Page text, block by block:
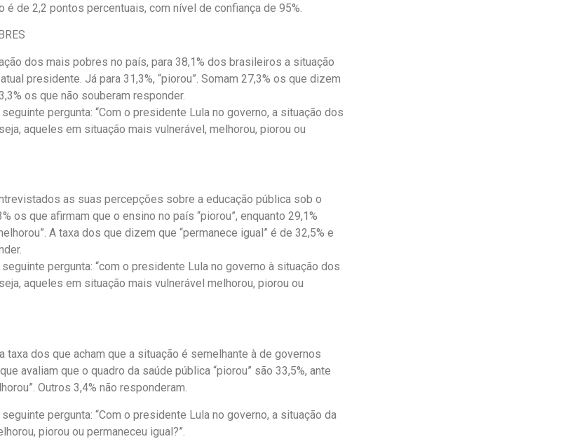
é de 2,2 pontos percentuais, com nível de confiança de 95%.
dos mais pobres no país, para 38,1% dos brasileiros a situação
presidente. Já para 31,3%, “piorou”. Somam 27,3% os que dizem
os que não souberam responder.
pergunta: “Com o presidente Lula no governo, a situação dos
aqueles em situação mais vulnerável, melhorou, piorou ou
as suas percepções sobre a educação pública sob o
os que afirmam que o ensino no país “piorou”, enquanto 29,1%
A taxa dos que dizem que “permanece igual” é de 32,5% e
pergunta: “com o presidente Lula no governo à situação dos
aqueles em situação mais vulnerável melhorou, piorou ou
taxa dos que acham que a situação é semelhante à de governos
avaliam que o quadro da saúde pública “piorou” são 33,5%, ante
Outros 3,4% não responderam.
pergunta: “Com o presidente Lula no governo, a situação da
piorou ou permaneceu igual?”.